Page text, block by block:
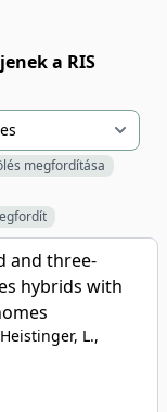
a RIS
megfordítása
and three-
hybrids with
L.,